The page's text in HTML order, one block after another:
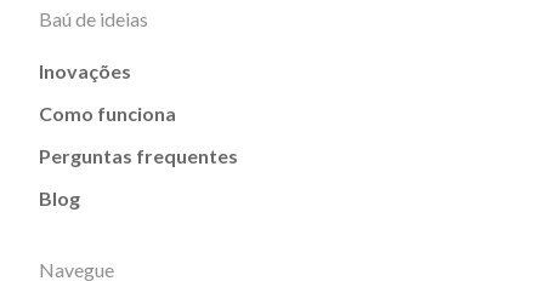
Baú de ideias
Inovações
Como funciona
Perguntas frequentes
Blog
Navegue